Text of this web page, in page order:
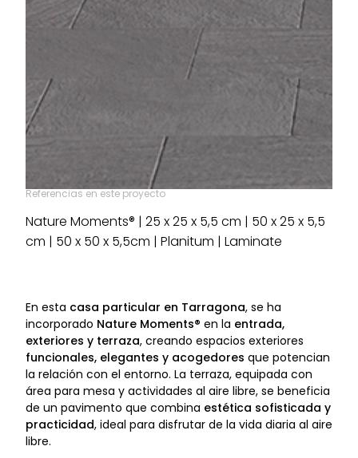
Referencias en este proyecto
Nature Moments® | 25 x 25 x 5,5 cm | 50 x 25 x 5,5
cm | 50 x 50 x 5,5cm | Planitum | Laminate
En esta casa particular en Tarragona, se ha
incorporado Nature Moments® en la entrada,
exteriores y terraza, creando espacios exteriores
funcionales, elegantes y acogedores que potencian
la relación con el entorno. La terraza, equipada con
área para mesa y actividades al aire libre, se beneficia
de un pavimento que combina estética sofisticada y
practicidad, ideal para disfrutar de la vida diaria al aire
libre.